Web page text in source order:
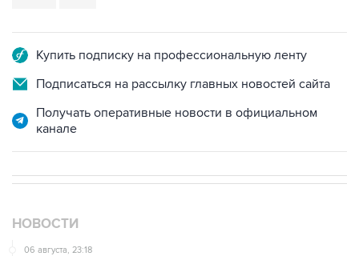
Купить подписку на профессиональную ленту
Подписаться на рассылку главных новостей сайта
Получать оперативные новости в официальном
канале
НОВОСТИ
06 августа, 23:18